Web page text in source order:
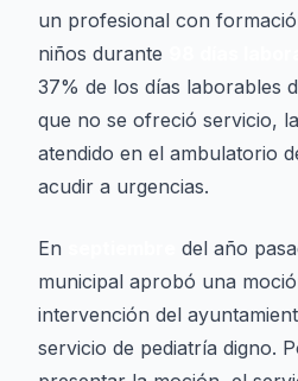
un profesional con
niños durante
37% de los días laborables
que no se ofreció servicio,
atendido en el ambulatorio
acudir a urgencias.
En
del año
municipal aprobó una
intervención del
servicio de pediatría digno.